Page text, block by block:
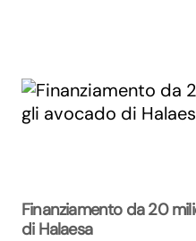
Finanziamento da 20
di Halaesa